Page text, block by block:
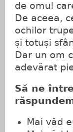
de omul
De aceea,
ochilor
și totuși
Dar un om
adevărat
Să ne
Mai văd